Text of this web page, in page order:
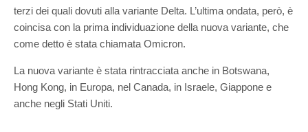
terzi dei quali dovuti alla variante Delta. L’ultima ondata, però, è
coincisa con la prima individuazione della nuova variante, che
come detto è stata chiamata Omicron.
La nuova variante è stata rintracciata anche in Botswana,
Hong Kong, in Europa, nel Canada, in Israele, Giappone e
anche negli Stati Uniti.